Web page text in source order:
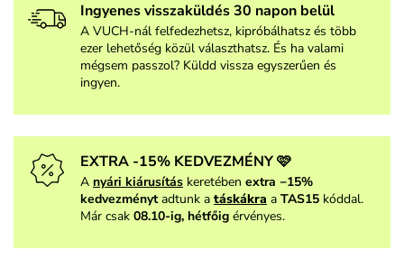
Ingyenes visszaküldés 30 napon belül
A VUCH-nál felfedezhetsz, kipróbálhatsz és több
ezer lehetőség közül választhatsz. És ha valami
mégsem passzol? Küldd vissza egyszerűen és
ingyen.
EXTRA -15% KEDVEZMÉNY 🩷
A nyári kiárusítás keretében extra −15%
kedvezménytadtunk a táskákra a TAS15 kóddal.
Már csak 08.10-ig, hétfőig érvényes.